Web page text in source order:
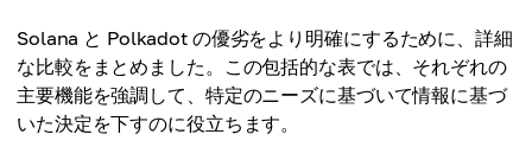
Solana と Polkadot の優劣をより明確にするために、詳細
な比較をまとめました。この包括的な表では、それぞれの
主要機能を強調して、特定のニーズに基づいて情報に基づ
いた決定を下すのに役立ちます。